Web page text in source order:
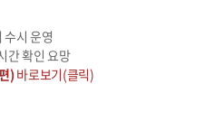
수시 운영
간 확인 요망
) 바로보기(클릭)